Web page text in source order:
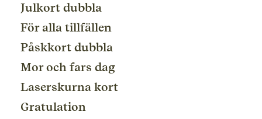
Julkort dubbla
För alla tillfällen
Påskkort dubbla
Mor och fars dag
Laserskurna kort
Gratulation